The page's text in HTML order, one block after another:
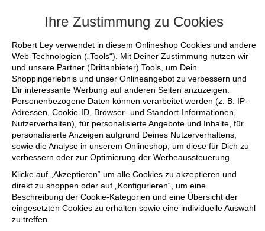
Ihre Zustimmung zu Cookies
Robert Ley verwendet in diesem Onlineshop Cookies und andere
Web-Technologien („Tools“). Mit Deiner Zustimmung nutzen wir
und unsere Partner (Drittanbieter) Tools, um Dein
Shoppingerlebnis und unser Onlineangebot zu verbessern und
Dir interessante Werbung auf anderen Seiten anzuzeigen.
Personenbezogene Daten können verarbeitet werden (z. B. IP-
Adressen, Cookie-ID, Browser- und Standort-Informationen,
Nutzerverhalten), für personalisierte Angebote und Inhalte, für
personalisierte Anzeigen aufgrund Deines Nutzerverhaltens,
sowie die Analyse in unserem Onlineshop, um diese für Dich zu
verbessern oder zur Optimierung der Werbeaussteuerung.
Klicke auf „Akzeptieren“ um alle Cookies zu akzeptieren und
direkt zu shoppen oder auf „Konfigurieren“, um eine
Beschreibung der Cookie-Kategorien und eine Übersicht der
eingesetzten Cookies zu erhalten sowie eine individuelle Auswahl
zu treffen.